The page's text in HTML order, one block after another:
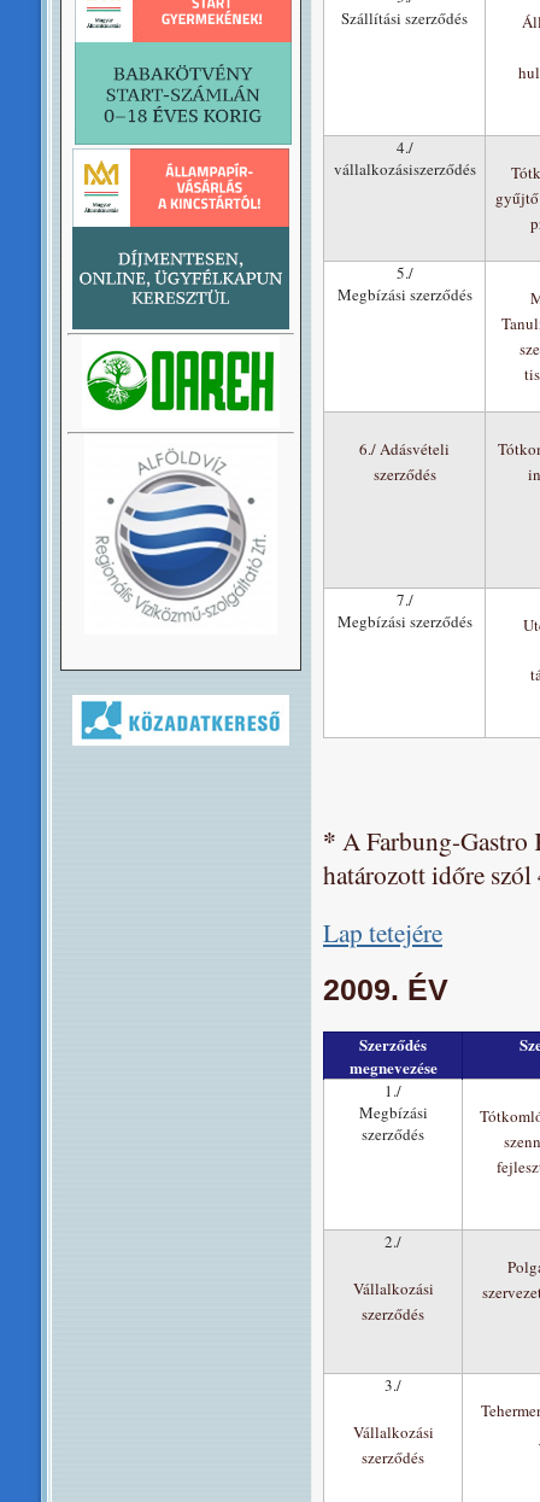
Szállítási szerződés
4./
vállalkozásiszerződés
5./
Megbízási szerződés
6./ Adásvételi
szerződés
7./
Megbízási szerződés
* A Farbung-Gastro
határozott időre
Lap tetejére
2009. ÉV
Szerződés
megnevezése
1./
Megbízási
szerződés
2./
Vállalkozási
szerződés
3./
Vállalkozási
szerződés